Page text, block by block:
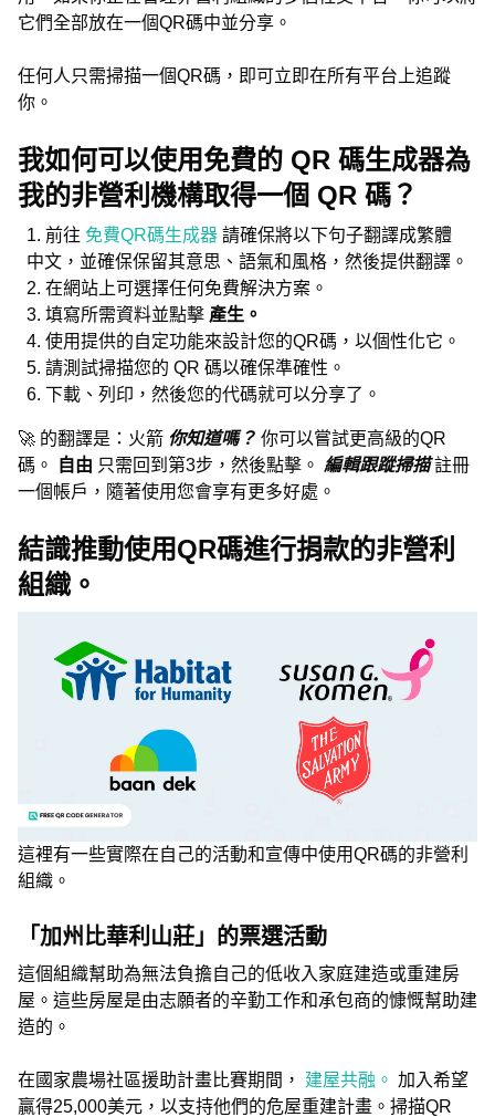
它們全部放在一個QR碼中並分享。
任何人只需掃描一個QR碼，即可立即在所有平台上追蹤
你。
我如何可以使用免費的 QR 碼生成器為
我的非營利機構取得一個 QR 碼？
前往 免費QR碼生成器 請確保將以下句子翻譯成繁體
中文，並確保保留其意思、語氣和風格，然後提供翻譯。
在網站上可選擇任何免費解決方案。
填寫所需資料並點擊 產生。
使用提供的自定功能來設計您的QR碼，以個性化它。
請測試掃描您的 QR 碼以確保準確性。
下載、列印，然後您的代碼就可以分享了。
🚀 的翻譯是：火箭 你知道嗎？ 你可以嘗試更高級的QR
碼。
自由 只需回到第3步，然後點擊。 編輯跟蹤掃描註冊
一個帳戶，隨著使用您會享有更多好處。
結識推動使用QR碼進行捐款的非營利
組織。
這裡有一些實際在自己的活動和宣傳中使用QR碼的非營利
組織。
「加州比華利山莊」的票選活動
這個組織幫助為無法負擔自己的低收入家庭建造或重建房
屋。這些房屋是由志願者的辛勤工作和承包商的慷慨幫助建
造的。
在國家農場社區援助計畫比賽期間， 建屋共融。 加入希望
贏得25,000美元，以支持他們的危屋重建計畫。掃描QR